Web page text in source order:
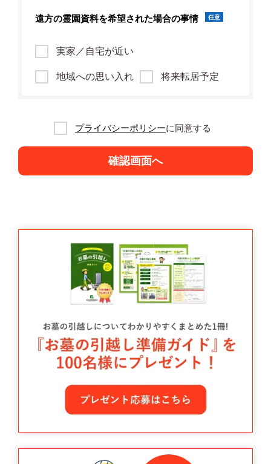
遠方の霊園資料を希望された場合の事情 任意
実家／自宅が近い
地域への思い入れ 将来転居予定
プライバシーポリシーに同意する
確認画面へ